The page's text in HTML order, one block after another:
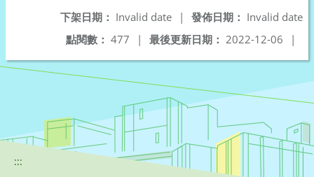
發佈日期： Invalid date
下架日期： Invalid date
|
最後更新日期： 2022-12-06 |
點閱數： 477 |
:::